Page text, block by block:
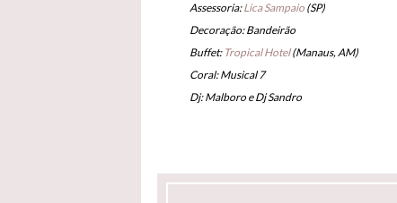
Assessoria:Lica Sampaio (SP)
Decoração: Bandeirão
Buffet: Tropical Hotel(Manaus, AM)
Coral: Musical 7
Dj: Malboro e Dj Sandro